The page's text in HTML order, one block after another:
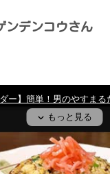
ンデンコウさん